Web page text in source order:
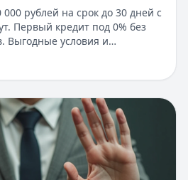
рублей на срок до 30 дней с
Первый кредит под 0% без
Выгодные условия и
средств. Выберите
своих финансовых
могут отказать в выдаче